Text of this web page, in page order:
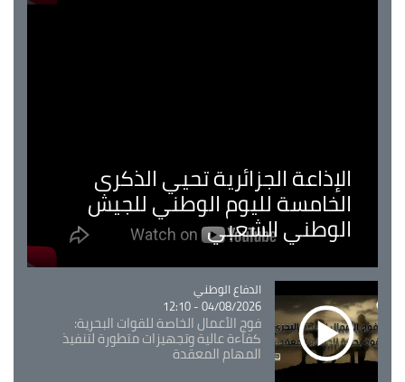
الإذاعة الجزائرية تحيي الذكرى
الخامسة لليوم الوطني للجيش
الوطني الشعبي
Catégorie
الدفاع الوطني
04/08/2026 - 12:10
فوج الأعمال الخاصة للقوات البحرية:
كفاءة عالية وتجهيزات متطورة لتنفيذ
المهام المعقدة